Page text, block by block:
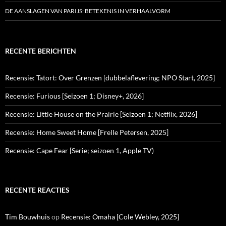
DE AANSLAGEN VAN PARIJS: BETEKENIS IN VERHAALVORM
RECENTE BERICHTEN
Recensie: Tatort: Over Grenzen [dubbelaflevering; NPO Start, 2025]
Recensie: Furious [Seizoen 1; Disney+, 2026]
Recensie: Little House on the Prairie [Seizoen 1; Netflix, 2026]
Recensie: Home Sweet Home [Frelle Petersen, 2025]
Recensie: Cape Fear [Serie; seizoen 1, Apple TV)
RECENTE REACTIES
Tim Bouwhuisop Recensie: Omaha [Cole Webley, 2025]